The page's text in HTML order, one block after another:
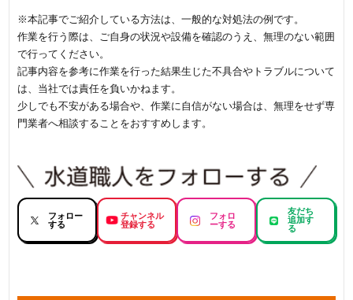
※本記事でご紹介している方法は、一般的な対処法の例です。
作業を行う際は、ご自身の状況や設備を確認のうえ、無理のない範囲
で行ってください。
記事内容を参考に作業を行った結果生じた不具合やトラブルについて
は、当社では責任を負いかねます。
少しでも不安がある場合や、作業に自信がない場合は、無理をせず専
門業者へ相談することをおすすめします。
フォロー
する
チャンネル
登録する
フォロ
ーする
友だち
追加す
る